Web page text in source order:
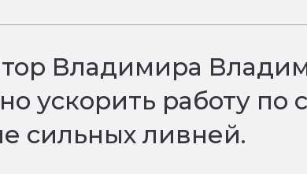
Владимира
ускорить работу по
сильных ливней.